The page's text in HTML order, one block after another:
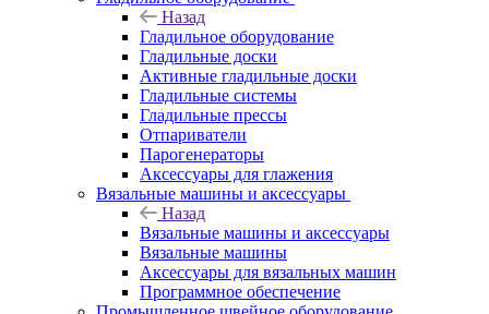
Назад
Гладильное оборудование
Гладильные доски
Активные гладильные доски
Гладильные системы
Гладильные прессы
Отпариватели
Парогенераторы
Аксессуары для глажения
Вязальные машины и аксессуары
Назад
Вязальные машины и аксессуары
Вязальные машины
Аксессуары для вязальных машин
Программное обеспечение